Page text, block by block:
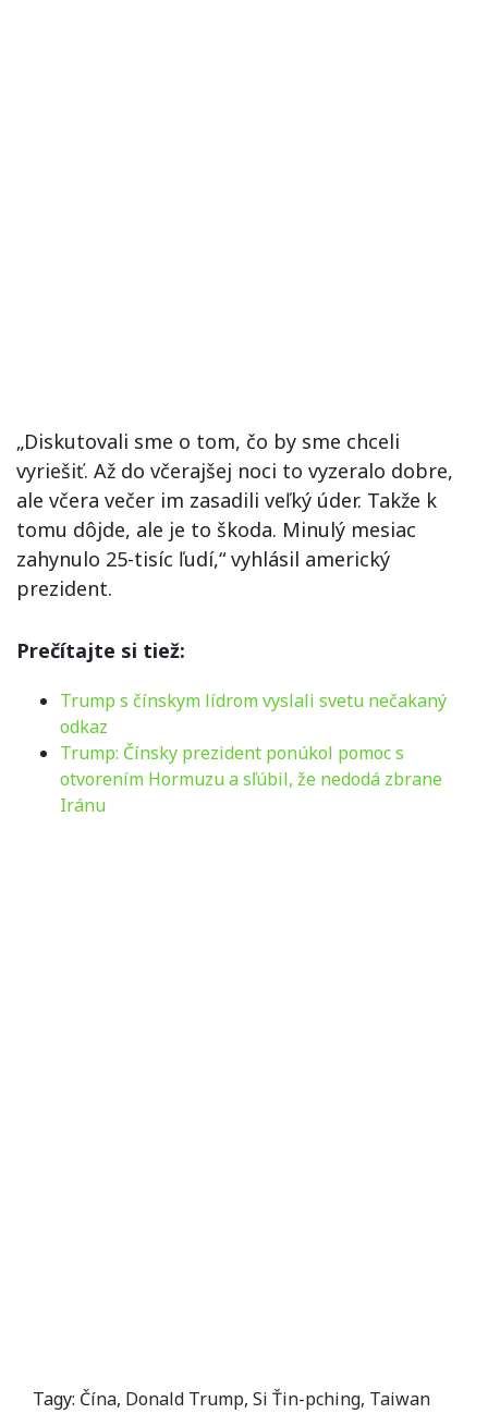
„Diskutovali sme o tom, čo by sme chceli
vyriešiť. Až do včerajšej noci to vyzeralo dobre,
ale včera večer im zasadili veľký úder. Takže k
tomu dôjde, ale je to škoda. Minulý mesiac
zahynulo 25-tisíc ľudí,“ vyhlásil americký
prezident.
Prečítajte si tiež:
Trump s čínskym lídrom vyslali svetu nečakaný
odkaz
Trump: Čínsky prezident ponúkol pomoc s
otvorením Hormuzu a sľúbil, že nedodá zbrane
Iránu
Tagy: Čína, Donald Trump, Si Ťin-pching, Taiwan